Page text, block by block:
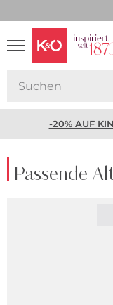
-20% AUF
Passende